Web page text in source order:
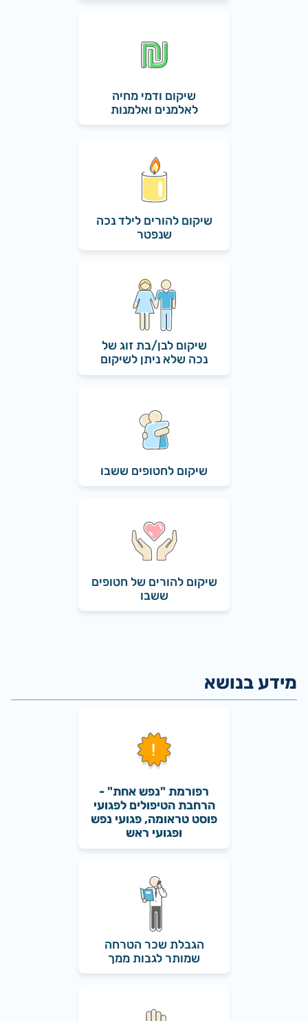
שיקום ודמי מחיה
לאלמנים ואלמנות
שיקום להורים לילד נכה
שנפטר
שיקום לבן/בת זוג של
נכה שלא ניתן לשיקום
שיקום לחטופים ששבו
שיקום להורים של חטופים
ששבו
רפורמת "נפש אחת" -
הרחבת הטיפולים לפגועי
פוסט טראומה, פגועי נפש
ופגועי ראש
הגבלת שכר הטרחה
שמותר לגבות ממך